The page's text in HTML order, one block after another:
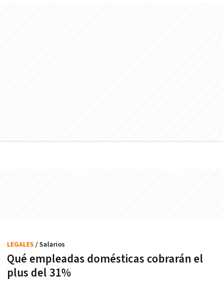
Qué empleadas domésticas cobrarán el
plus del 31%
LEGALES / Salarios